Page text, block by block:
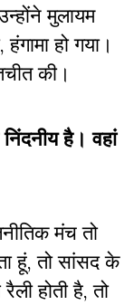
मुलायम
हो गया।
की।
है। वहां
मंच तो
हूं, तो सांसद के
होती है, तो